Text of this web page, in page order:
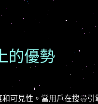
的優勢
可見性。當用戶在搜尋